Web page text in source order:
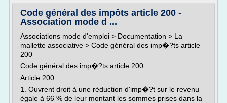
Code général des impôts article 200 -
Association mode d ...
Associations mode d'emploi > Documentation > La
mallette associative > Code général des imp�?ts article
200
Code général des imp�?ts article 200
Article 200
1. Ouvrent droit à une réduction d'imp�?t sur le revenu
égale à 66 % de leur montant les sommes prises dans la